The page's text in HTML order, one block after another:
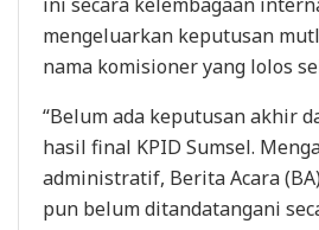
mengeluarkan keputusan
nama komisioner yang lolos
“Belum ada keputusan akhir
hasil final KPID Sumsel.
administratif, Berita Acara
pun belum ditandatangani